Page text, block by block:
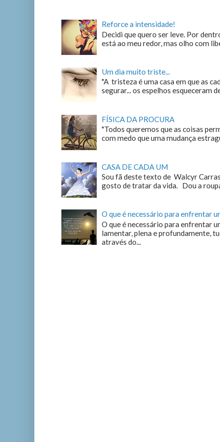
Reforce a intensidade!
Decidi que quero ser leve. Por
está ao meu redor, mas olho com
Um dia muito triste...
"A tristeza é uma casa em que as
segurar... os espelhos esqueceram
FÍSICA DA PROCURA
"Todos queremos que as coisas
com medo que uma mudança
CASA DE CADA UM
Sou fã deste texto de Walcyr
gosto de tratar da vida. Dou a
O que é necessário para enfrentar
O que é necessário para enfrentar
lamentar, plena e profundamente,
através do...